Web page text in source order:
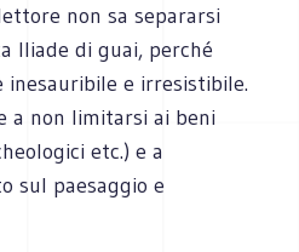
non sa separarsi
Iliade di guai, perché
e irresistibile.
a non limitarsi ai beni
etc.) e a
sul paesaggio e